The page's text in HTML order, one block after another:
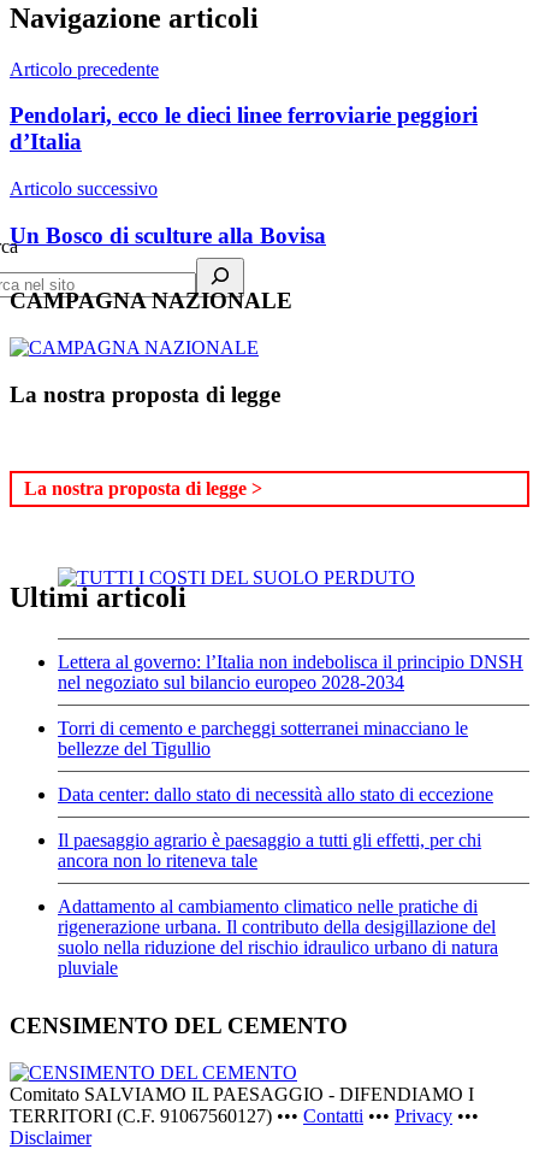
Navigazione articoli
Articolo precedente
Pendolari, ecco le dieci linee ferroviarie peggiori
d’Italia
Articolo successivo
Un Bosco di sculture alla Bovisa
CAMPAGNA NAZIONALE
La nostra proposta di legge
La nostra proposta di legge >
Ultimi articoli
Lettera al governo: l’Italia non indebolisca il principio DNSH
nel negoziato sul bilancio europeo 2028-2034
Torri di cemento e parcheggi sotterranei minacciano le
bellezze del Tigullio
Data center: dallo stato di necessità allo stato di eccezione
Il paesaggio agrario è paesaggio a tutti gli effetti, per chi
ancora non lo riteneva tale
Adattamento al cambiamento climatico nelle pratiche di
rigenerazione urbana. Il contributo della desigillazione del
suolo nella riduzione del rischio idraulico urbano di natura
pluviale
CENSIMENTO DEL CEMENTO
Comitato SALVIAMO IL PAESAGGIO - DIFENDIAMO I
TERRITORI (C.F. 91067560127) ••• Contatti ••• Privacy •••
Disclaimer